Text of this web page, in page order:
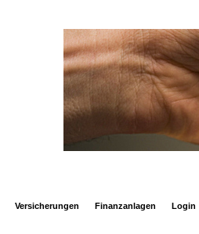
Begründen
Bereichen
durch
Glauben,
Versicherungen Finanzanlagen Login